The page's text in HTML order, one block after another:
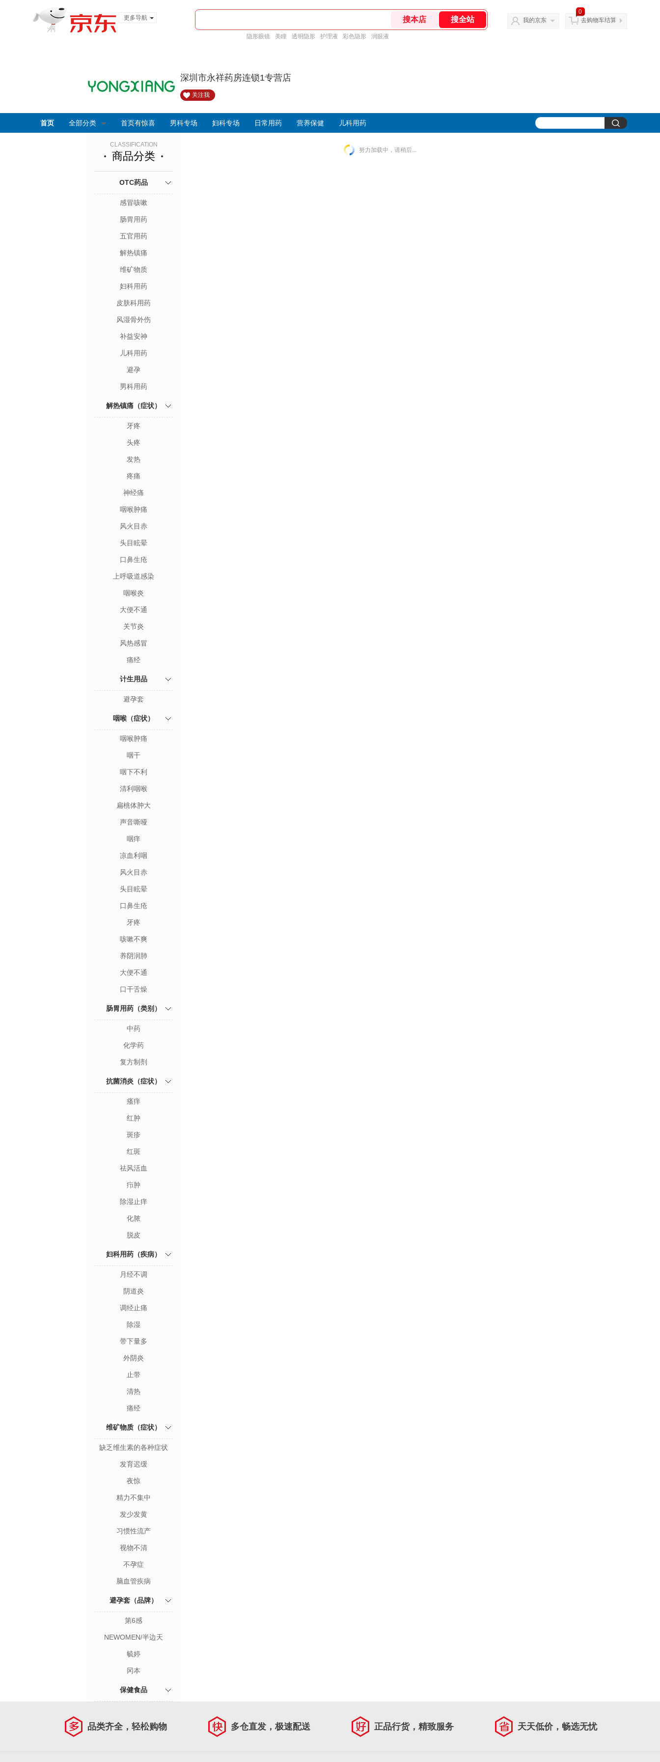
更多导航
隐形眼镜 美瞳 透明隐形 护理液 彩色隐形 润眼液
我的京东
0
去购物车结算
深圳市永祥药房连锁1专营店
关注我
首页 全部分类 首页有惊喜 男科专场 妇科专场 日常用药 营养保健 儿科用药
CLASSIFICATION
商品分类
OTC药品
感冒咳嗽
肠胃用药
五官用药
解热镇痛
维矿物质
妇科用药
皮肤科用药
风湿骨外伤
补益安神
儿科用药
避孕
男科用药
解热镇痛（症状）
牙疼
头疼
发热
疼痛
神经痛
咽喉肿痛
风火目赤
头目眩晕
口鼻生疮
上呼吸道感染
咽喉炎
大便不通
关节炎
风热感冒
痛经
计生用品
避孕套
咽喉（症状）
咽喉肿痛
咽干
咽下不利
清利咽喉
扁桃体肿大
声音嘶哑
咽痒
凉血利咽
风火目赤
头目眩晕
口鼻生疮
牙疼
咳嗽不爽
养阴润肺
大便不通
口干舌燥
肠胃用药（类别）
中药
化学药
复方制剂
抗菌消炎（症状）
瘙痒
红肿
斑疹
红斑
祛风活血
疖肿
除湿止痒
化脓
脱皮
妇科用药（疾病）
月经不调
阴道炎
调经止痛
除湿
带下量多
外阴炎
止带
清热
痛经
维矿物质（症状）
缺乏维生素的各种症状
发育迟缓
夜惊
精力不集中
发少发黄
习惯性流产
视物不清
不孕症
脑血管疾病
避孕套（品牌）
第6感
NEWOMEN/半边天
毓婷
冈本
保健食品
努力加载中，请稍后...
品类齐全，轻松购物 多仓直发，极速配送 正品行货，精致服务 天天低价，畅选无忧